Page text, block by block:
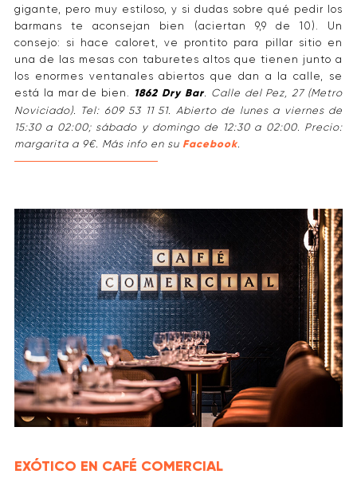
gigante, pero muy estiloso, y si dudas sobre qué pedir los
barmans te aconsejan bien (aciertan 9,9 de 10). Un
consejo: si hace caloret, ve prontito para pillar sitio en
una de las mesas con taburetes altos que tienen junto a
los enormes ventanales abiertos que dan a la calle, se
está la mar de bien. 1862 Dry Bar. Calle del Pez, 27 (Metro
Noviciado). Tel: 609 53 11 51. Abierto de lunes a viernes de
15:30 a 02:00; sábado y domingo de 12:30 a 02:00. Precio:
margarita a 9€. Más info en su Facebook.
EXÓTICO EN CAFÉ COMERCIAL